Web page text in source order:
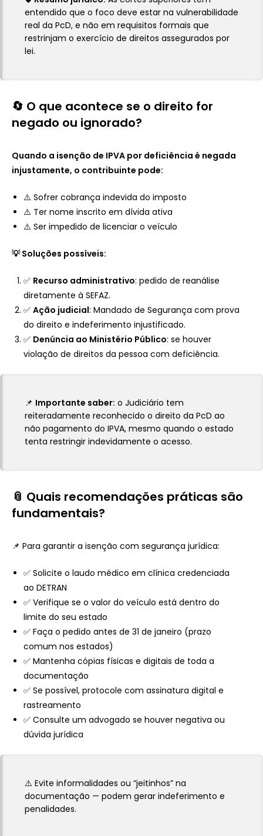
entendido que o foco deve estar na vulnerabilidade
real da PcD, e não em requisitos formais que
restrinjam o exercício de direitos assegurados por
lei.
🔄 O que acontece se o direito for
negado ou ignorado?
Quando a isenção de IPVA por deficiência é negada
injustamente, o contribuinte pode:
⚠️ Sofrer cobrança indevida do imposto
⚠️ Ter nome inscrito em dívida ativa
⚠️ Ser impedido de licenciar o veículo
💡 Soluções possíveis:
✅ Recurso administrativo: pedido de reanálise
diretamente à SEFAZ.
✅ Ação judicial: Mandado de Segurança com prova
do direito e indeferimento injustificado.
✅ Denúncia ao Ministério Público: se houver
violação de direitos da pessoa com deficiência.
📌 Importante saber: o Judiciário tem
reiteradamente reconhecido o direito da PcD ao
não pagamento do IPVA, mesmo quando o estado
tenta restringir indevidamente o acesso.
📎 Quais recomendações práticas são
fundamentais?
📌 Para garantir a isenção com segurança jurídica:
✅ Solicite o laudo médico em clínica credenciada
ao DETRAN
✅ Verifique se o valor do veículo está dentro do
limite do seu estado
✅ Faça o pedido antes de 31 de janeiro (prazo
comum nos estados)
✅ Mantenha cópias físicas e digitais de toda a
documentação
✅ Se possível, protocole com assinatura digital e
rastreamento
✅ Consulte um advogado se houver negativa ou
dúvida jurídica
⚠️ Evite informalidades ou “jeitinhos” na
documentação — podem gerar indeferimento e
penalidades.